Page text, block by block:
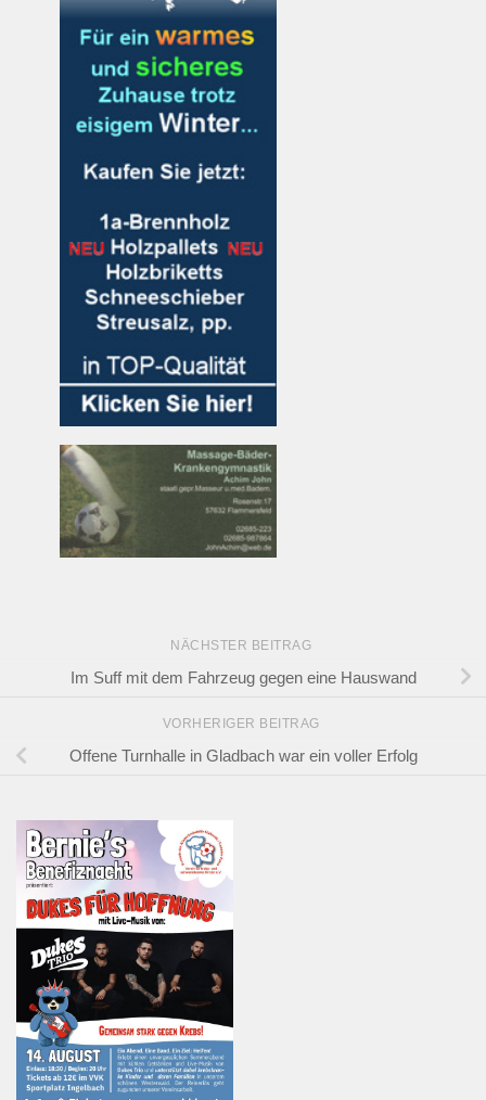
NÄCHSTER BEITRAG
Im Suff mit dem Fahrzeug gegen eine Hauswand
VORHERIGER BEITRAG
Offene Turnhalle in Gladbach war ein voller Erfolg